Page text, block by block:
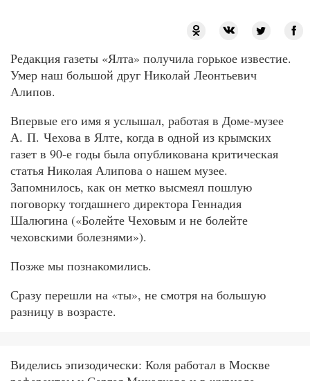
Редакция газеты «Ялта» получила горькое известие.
Умер наш большой друг Николай Леонтьевич
Алипов.
Впервые его имя я услышал, работая в Доме-музее
А. П. Чехова в Ялте, когда в одной из крымских
газет в 90-е годы была опубликована критическая
статья Николая Алипова о нашем музее.
Запомнилось, как он метко высмеял пошлую
поговорку тогдашнего директора Геннадия
Шалюгина («Болейте Чеховым и не болейте
чеховскими болезнями»).
Позже мы познакомились.
Сразу перешли на «ты», не смотря на большую
разницу в возрасте.
Виделись эпизодически: Коля работал в Москве